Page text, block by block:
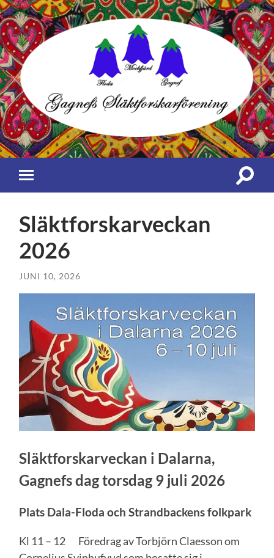
Gagnefs
Släktforskarförening
Slå
på/av
Slå
Släktforskarveckan
2026
JUNI 10, 2026
Släktforskarveckan i Dalarna,
Gagnefs dag torsdag 9 juli 2026
Plats Dala-Floda och Strandbackens folkpark
Kl 11 – 12 Föredrag av Torbjörn Claesson om